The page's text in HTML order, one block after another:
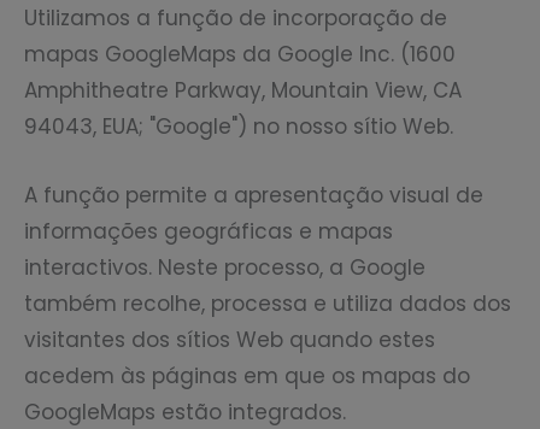
Utilizamos a função de incorporação de
mapas GoogleMaps da Google Inc. (1600
Amphitheatre Parkway, Mountain View, CA
94043, EUA; "Google") no nosso sítio Web.
A função permite a apresentação visual de
informações geográficas e mapas
interactivos. Neste processo, a Google
também recolhe, processa e utiliza dados dos
visitantes dos sítios Web quando estes
acedem às páginas em que os mapas do
GoogleMaps estão integrados.